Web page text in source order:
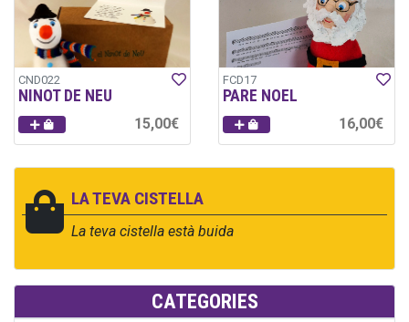
LA TEVA CISTELLA
La teva cistella està buida
CATEGORIES
CND022
NINOT DE NEU
15,00€
FCD17
PARE NOEL
16,00€